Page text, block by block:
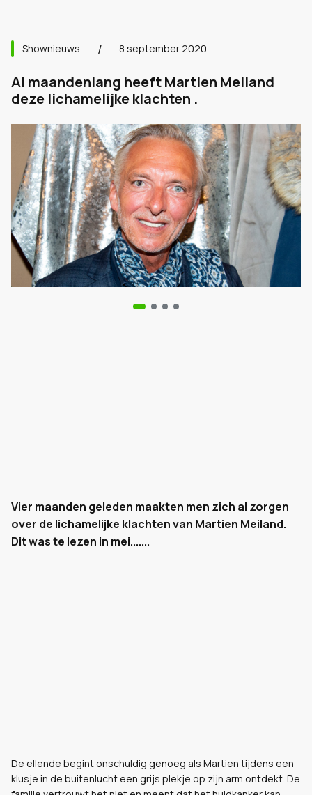
Shownieuws 8 september 2020
Al maandenlang heeft Martien Meiland
deze lichamelijke klachten .
Vier maanden geleden maakten men zich al zorgen
over de lichamelijke klachten van Martien Meiland.
Dit was te lezen in mei.......
De ellende begint onschuldig genoeg als Martien tijdens een
klusje in de buitenlucht een grijs plekje op zijn arm ontdekt. De